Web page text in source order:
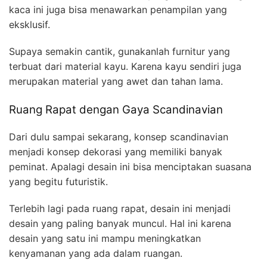
kaca ini juga bisa menawarkan penampilan yang
eksklusif.
Supaya semakin cantik, gunakanlah furnitur yang
terbuat dari material kayu. Karena kayu sendiri juga
merupakan material yang awet dan tahan lama.
Ruang Rapat dengan Gaya Scandinavian
Dari dulu sampai sekarang, konsep scandinavian
menjadi konsep dekorasi yang memiliki banyak
peminat. Apalagi desain ini bisa menciptakan suasana
yang begitu futuristik.
Terlebih lagi pada ruang rapat, desain ini menjadi
desain yang paling banyak muncul. Hal ini karena
desain yang satu ini mampu meningkatkan
kenyamanan yang ada dalam ruangan.